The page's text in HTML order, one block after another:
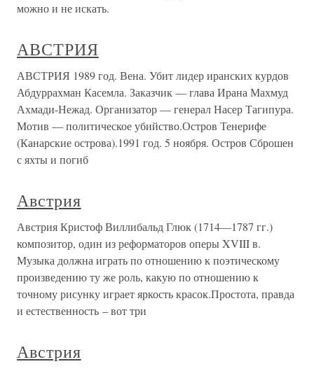
можно и не искать.
АВСТРИЯ
АВСТРИЯ 1989 год. Вена. Убит лидер иранских курдов
Абдуррахман Касемла. Заказчик — глава Ирана Махмуд
Ахмади-Нежад. Организатор — генерал Насер Тагипура.
Мотив — политическое убийство.Остров Тенерифе
(Канарские острова).1991 год. 5 ноября. Остров Сброшен
с яхты и погиб
Австрия
Австрия Кристоф Виллибальд Глюк (1714—1787 гг.)
композитор, один из реформаторов оперы XVIII в.
Музыка должна играть по отношению к поэтическому
произведению ту же роль, какую по отношению к
точному рисунку играет яркость красок.Простота, правда
и естественность – вот три
Австрия